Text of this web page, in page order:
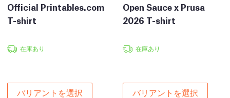
Official Printables.com
T-shirt
在庫あり
バリアントを選択
Open Sauce x Prusa
2026 T-shirt
在庫あり
バリアントを選択